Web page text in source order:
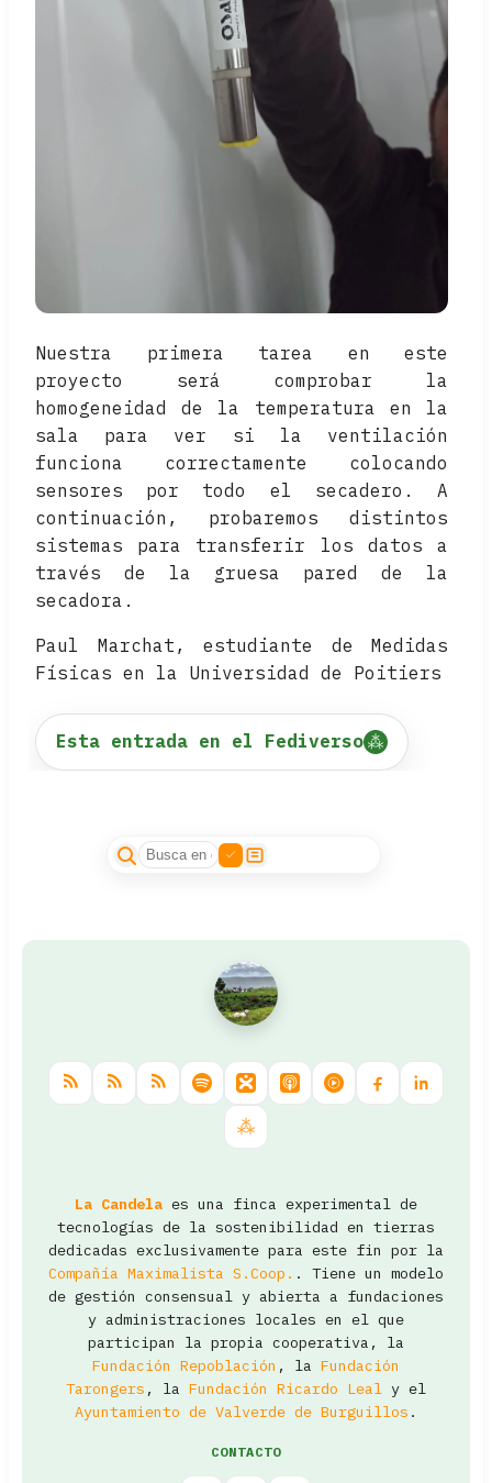
Nuestra primera tarea en este
proyecto será comprobar la
homogeneidad de la temperatura en la
sala para ver si la ventilación
funciona correctamente colocando
sensores por todo el secadero. A
continuación, probaremos distintos
sistemas para transferir los datos a
través de la gruesa pared de la
secadora.
Paul Marchat, estudiante de Medidas
Físicas en la Universidad de Poitiers
Esta entrada en el Fediverso
La Candela es una finca experimental de
tecnologías de la sostenibilidad en tierras
dedicadas exclusivamente para este fin por la
Compañía Maximalista S.Coop. . Tiene un modelo
de gestión consensual y abierta a fundaciones
y administraciones locales en el que
participan la propia cooperativa, la
Fundación Repoblación , la Fundación
Tarongers , la Fundación Ricardo Leal y el
Ayuntamiento de Valverde de Burguillos .
CONTACTO